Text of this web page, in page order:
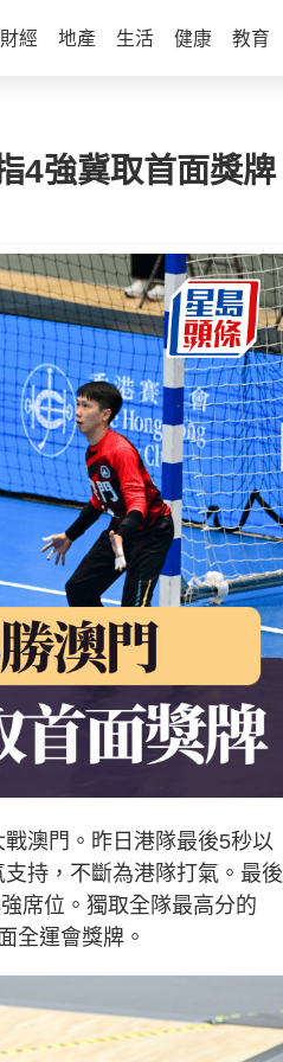
財經 地產 生活 健康 教育
4強冀取首面獎牌
澳門。昨日港隊最後5秒以
持，不斷為港隊打氣。最後
席位。獨取全隊最高分的
全運會獎牌。